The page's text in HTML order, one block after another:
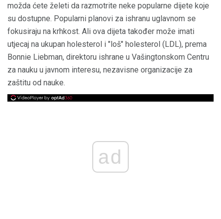
možda ćete želeti da razmotrite neke popularne dijete koje
su dostupne. Popularni planovi za ishranu uglavnom se
fokusiraju na krhkost. Ali ova dijeta također može imati
utjecaj na ukupan holesterol i "loš" holesterol (LDL), prema
Bonnie Liebman, direktoru ishrane u Vašingtonskom Centru
za nauku u javnom interesu, nezavisne organizacije za
zaštitu od nauke.
ad